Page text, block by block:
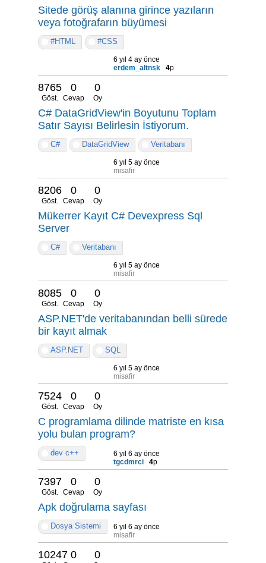
Sitede görüş alanına girince yazıların
veya fotoğrafarın büyümesi
#HTML #CSS
6 yıl 4 ay önce
erdem_altnsk
4p
8765
Göst.
0
Cevap
0
Oy
C# DataGridView'in Boyutunu Toplam
Satır Sayısı Belirlesin İstiyorum.
C# DataGridView Veritabanı
6 yıl 5 ay önce
misafir
8206
Göst.
0
Cevap
0
Oy
Mükerrer Kayıt C# Devexpress Sql
Server
C# Veritabanı
6 yıl 5 ay önce
misafir
8085
Göst.
0
Cevap
0
Oy
ASP.NET'de veritabanından belli sürede
bir kayıt almak
ASP.NET SQL
6 yıl 5 ay önce
misafir
7524
Göst.
0
Cevap
0
Oy
C programlama dilinde matriste en kısa
yolu bulan program?
dev c++
6 yıl 6 ay önce
tgcdmrci
4p
7397
Göst.
0
Cevap
0
Oy
Apk doğrulama sayfası
Dosya Sistemi
6 yıl 6 ay önce
misafir
10247 0 0